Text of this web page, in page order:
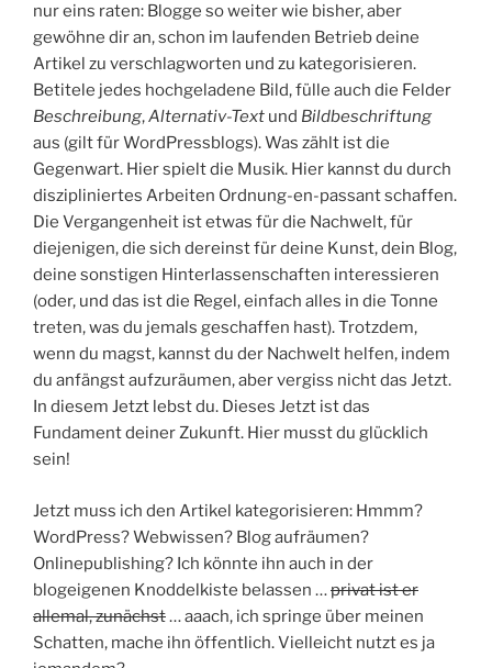
nur eins raten: Blogge so weiter wie bisher, aber
gewöhne dir an, schon im laufenden Betrieb deine
Artikel zu verschlagworten und zu kategorisieren.
Betitele jedes hochgeladene Bild, fülle auch die Felder
Beschreibung,Alternativ-Text und Bildbeschriftung
aus (gilt für WordPressblogs). Was zählt ist die
Gegenwart. Hier spielt die Musik. Hier kannst du durch
diszipliniertes Arbeiten Ordnung-en-passant schaffen.
Die Vergangenheit ist etwas für die Nachwelt, für
diejenigen, die sich dereinst für deine Kunst, dein Blog,
deine sonstigen Hinterlassenschaften interessieren
(oder, und das ist die Regel, einfach alles in die Tonne
treten, was du jemals geschaffen hast). Trotzdem,
wenn du magst, kannst du der Nachwelt helfen, indem
du anfängst aufzuräumen, aber vergiss nicht das Jetzt.
In diesem Jetzt lebst du. Dieses Jetzt ist das
Fundament deiner Zukunft. Hier musst du glücklich
sein!
Jetzt muss ich den Artikel kategorisieren: Hmmm?
WordPress? Webwissen? Blog aufräumen?
Onlinepublishing? Ich könnte ihn auch in der
blogeigenen Knoddelkiste belassen …privat ist er
allemal, zunächst… aaach, ich springe über meinen
Schatten, mache ihn öffentlich. Vielleicht nutzt es ja